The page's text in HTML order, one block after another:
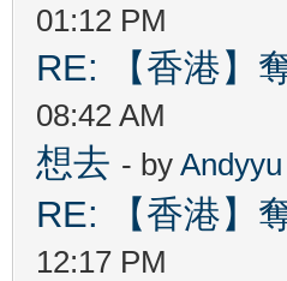
01:12 PM
RE: 【香港】
08:42 AM
想去 - by Andyyu
RE: 【香港】
12:17 PM